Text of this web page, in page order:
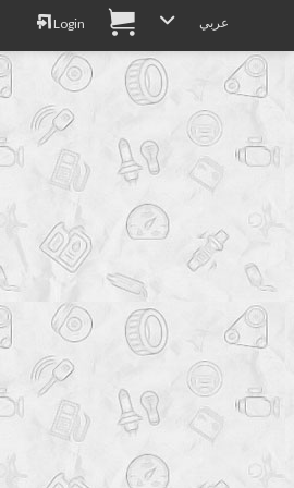
Login عربي